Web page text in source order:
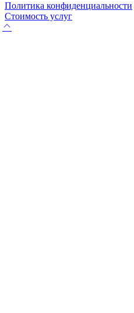
Политика конфиденциальности
Стоимость услуг